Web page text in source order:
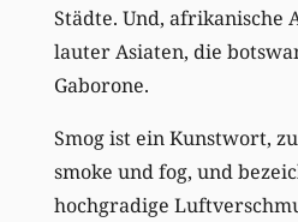
Städte. Und, afrikanische
lauter Asiaten, die
Gaborone.
Smog ist ein Kunstwort,
smoke und fog, und
hochgradige